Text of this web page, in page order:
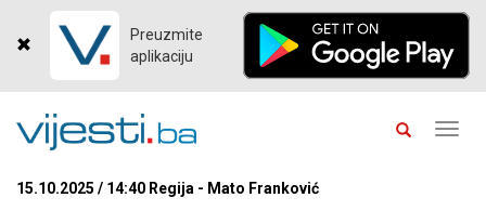
Preuzmite
aplikaciju
15.10.2025 / 14:40 Regija - Mato Franković